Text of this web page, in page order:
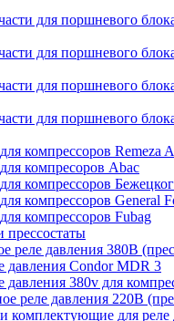
для поршневого
для поршневого
для поршневого
для поршневого
компрессоров Remeza
компресоров Abac
компрессоров
компрессоров General
компрессоров Fubag
прессостаты
реле давления 380В
давления Condor MDR 3
давления 380v для
реле давления 220В
комплектующие для реле